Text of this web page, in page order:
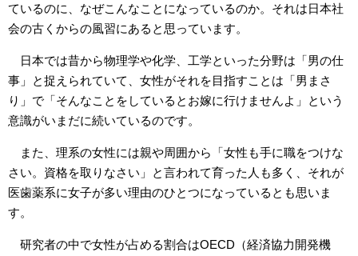
ているのに、なぜこんなことになっているのか。それは日本社
会の古くからの風習にあると思っています。
日本では昔から物理学や化学、工学といった分野は「男の仕
事」と捉えられていて、女性がそれを目指すことは「男まさ
り」で「そんなことをしているとお嫁に行けませんよ」という
意識がいまだに続いているのです。
また、理系の女性には親や周囲から「女性も手に職をつけな
さい。資格を取りなさい」と言われて育った人も多く、それが
医歯薬系に女子が多い理由のひとつになっているとも思いま
す。
研究者の中で女性が占める割合はOECD（経済協力開発機